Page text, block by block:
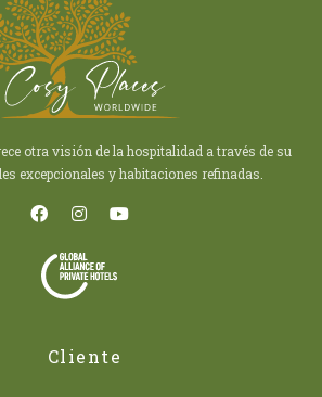
otra visión de la hospitalidad a través de su
excepcionales y habitaciones refinadas.
Cliente